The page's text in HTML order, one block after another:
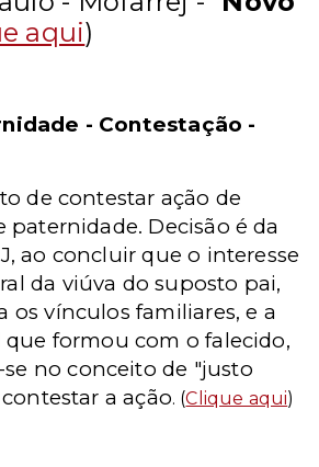
aqui)
- Contestação -
de contestar ação de
paternidade. Decisão é da
ao concluir que o interesse
da viúva do suposto pai,
os vínculos familiares, e a
que formou com o falecido,
no conceito de "justo
a ação. (Clique aqui)